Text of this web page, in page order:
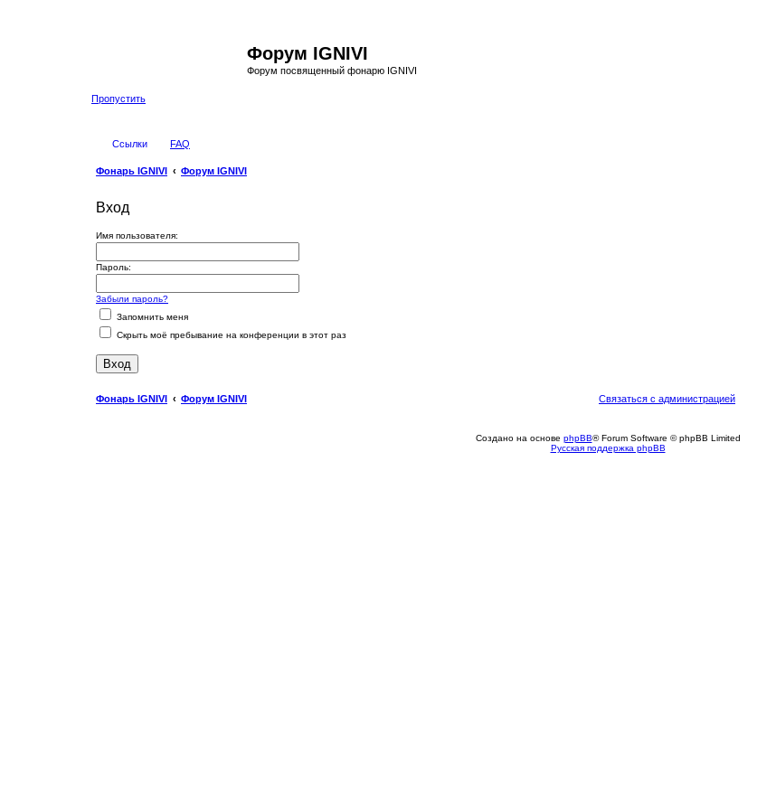
Форум IGNIVI
Форум посвященный фонарю IGNIVI
Пропустить
Ссылки FAQ
Фонарь IGNIVI Форум IGNIVI
Вход
Имя пользователя:
Пароль:
Забыли пароль?
Запомнить меня
Скрыть моё пребывание на конференции в этот раз
Фонарь IGNIVI Форум IGNIVI Связаться с администрацией
Создано на основе phpBB® Forum Software © phpBB Limited
Русская поддержка phpBB